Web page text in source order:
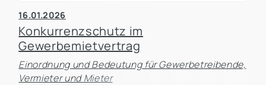
16.01.2026
Konkurrenzschutz im
Gewerbemietvertrag
Einordnung und Bedeutung für Gewerbetreibende,
Vermieter und Mieter